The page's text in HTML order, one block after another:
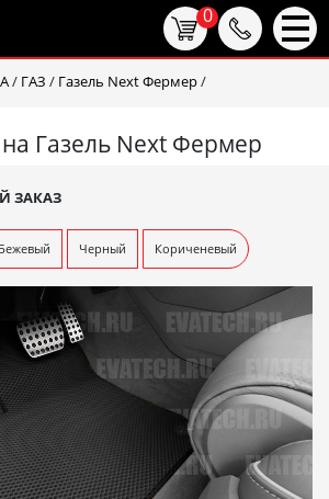
/ ГАЗ / Газель Next Фермер/
Газель Next Фермер
ЗАКАЗ
Бежевый Черный Кориченевый
0